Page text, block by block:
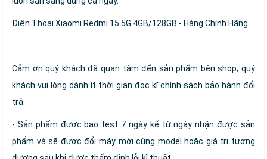
Điện Thoại Xiaomi Redmi 15 5G 4GB/128GB - Hàng Chính Hãng
Cảm ơn quý khách đã quan tâm đến sản phẩm bên shop, quý
khách vui lòng dành ít thời gian đọc kĩ chính sách bảo hành đổi
trả:
- Sản phẩm được bao test 7 ngày kể từ ngày nhận được sản
phẩm và sẽ được đổi máy mới cùng model hoặc giá trị tương